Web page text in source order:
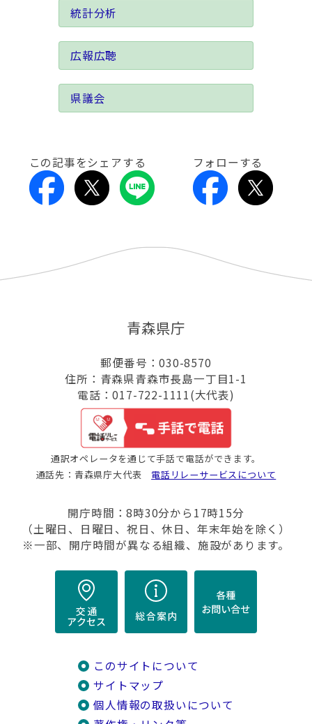
統計分析
広報広聴
県議会
この記事をシェアする フォローする
青森県庁
郵便番号：030-8570
住所：青森県青森市長島一丁目1-1
電話：017-722-1111(大代表)
通訳オペレータを通じて手話で電話ができます。
通話先：青森県庁大代表 電話リレーサービスについて
開庁時間：8時30分から17時15分
（土曜日、日曜日、祝日、休日、年末年始を除く）
※一部、開庁時間が異なる組織、施設があります。
このサイトについて
サイトマップ
個人情報の取扱いについて